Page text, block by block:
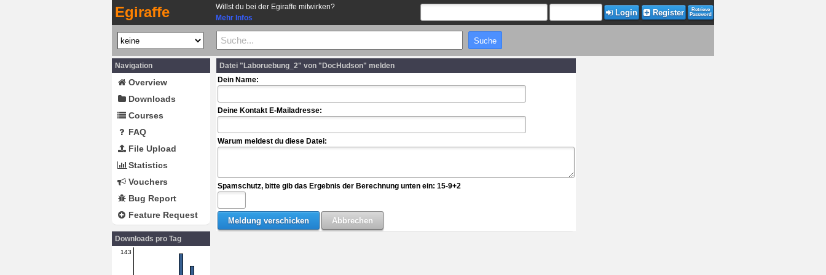
Egiraffe
Willst du bei der Egiraffe mitwirken?
Mehr Infos
Login Register
Retrieve
Password
Navigation
Overview
Downloads
Courses
FAQ
File Upload
Statistics
Vouchers
Bug Report
Feature Request
Downloads pro Tag
143
Datei "Laboruebung_2" von "DocHudson" melden
Dein Name:
Deine Kontakt E-Mailadresse:
Warum meldest du diese Datei:
Spamschutz, bitte gib das Ergebnis der Berechnung unten ein: 15-9+2